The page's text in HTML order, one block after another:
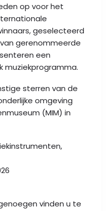
op voor het
geselecteerd
gerenommeerde
een
muziekprogramma.
sterren van de
omgeving
(MIM) in
vinden u te